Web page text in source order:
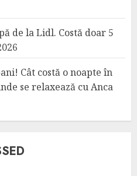
de la Lidl. Costă doar 5
Cât costă o noapte în
se relaxează cu Anca